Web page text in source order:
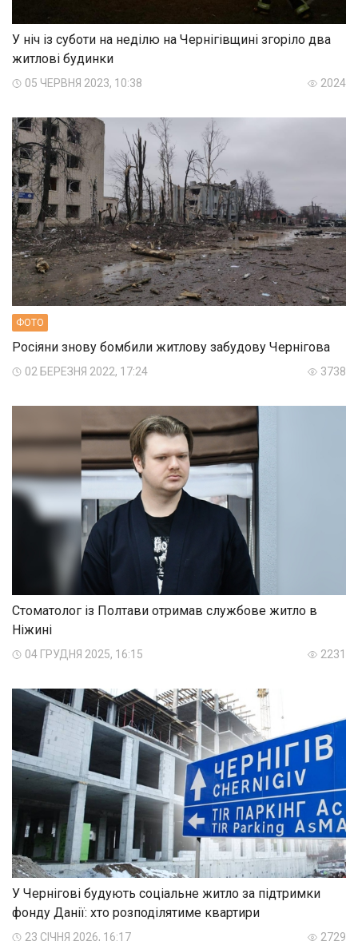
У ніч із суботи на неділю на Чернігівщині згоріло два
житлові будинки
05 ЧЕРВНЯ 2023, 10:38 2024
ФОТО
Росіяни знову бомбили житлову забудову Чернігова
02 БЕРЕЗНЯ 2022, 17:24 3738
Стоматолог із Полтави отримав службове житло в
Ніжині
04 ГРУДНЯ 2025, 16:15 2231
У Чернігові будують соціальне житло за підтримки
фонду Данії: хто розподілятиме квартири
23 СІЧНЯ 2026, 16:17 2729